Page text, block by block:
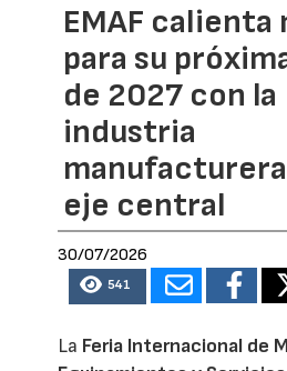
EMAF
para su
de 2027 con la
industria
eje central
30/07/2026
541
La Feria Internacional de